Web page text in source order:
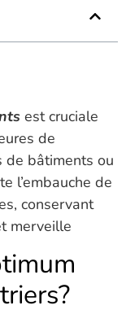
est cruciale
de
de bâtiments ou
l’embauche de
conservant
merveille